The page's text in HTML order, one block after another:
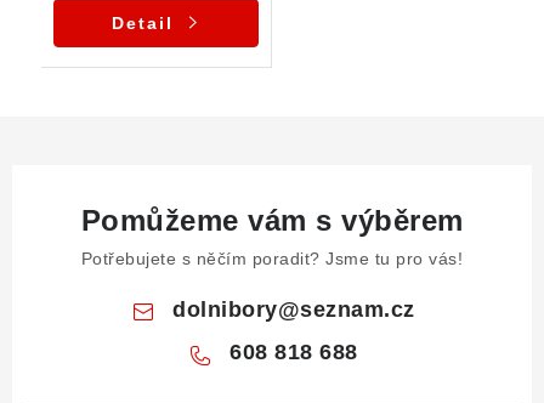
Detail
Pomůžeme vám s výběrem
Potřebujete s něčím poradit? Jsme tu pro vás!
dolnibory@seznam.cz
608 818 688